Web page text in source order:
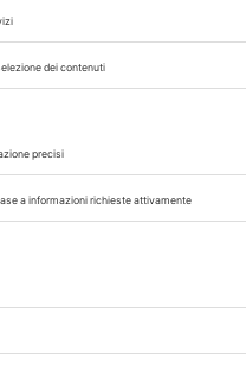
07/08/2026
DAL SETTORE
Carlo Gazza
Carlo Gazza è
Federchimica
A cura di